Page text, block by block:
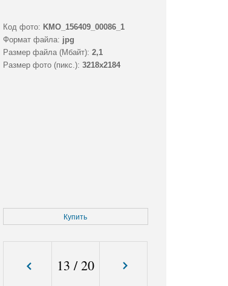
Код фото: KMO_156409_00086_1
Формат файла: jpg
Размер файла (Мбайт): 2,1
Размер фото (пикс.): 3218x2184
Купить
13 /20